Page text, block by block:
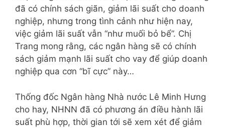
đã có chính sách giãn, giảm lãi suất cho doanh
nghiệp, nhưng trong tình cảnh như hiện nay,
việc giảm lãi suất vẫn “như muối bỏ bể”. Chị
Trang mong rằng, các ngân hàng sẽ có chính
sách giảm mạnh lãi suất cho vay để giúp doanh
nghiệp qua cơn “bĩ cực” này…
Thống đốc Ngân hàng Nhà nước Lê Minh Hưng
cho hay, NHNN đã có phương án điều hành lãi
suất phù hợp, thời gian tới sẽ xem xét để giảm